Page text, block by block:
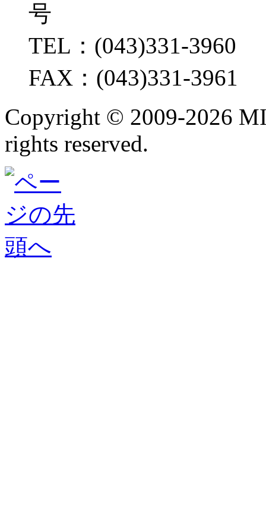
号
TEL：(043)331-3960
FAX：(043)331-3961
Copyright © 2009-2026
rights reserved.